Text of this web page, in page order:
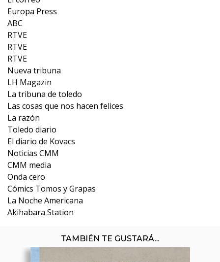
Europa Press
ABC
RTVE
RTVE
RTVE
Nueva tribuna
LH Magazin
La tribuna de toledo
Las cosas que nos hacen felices
La razón
Toledo diario
El diario de Kovacs
Noticias CMM
CMM media
Onda cero
Cómics Tomos y Grapas
La Noche Americana
Akihabara Station
TAMBIÉN TE GUSTARÁ...